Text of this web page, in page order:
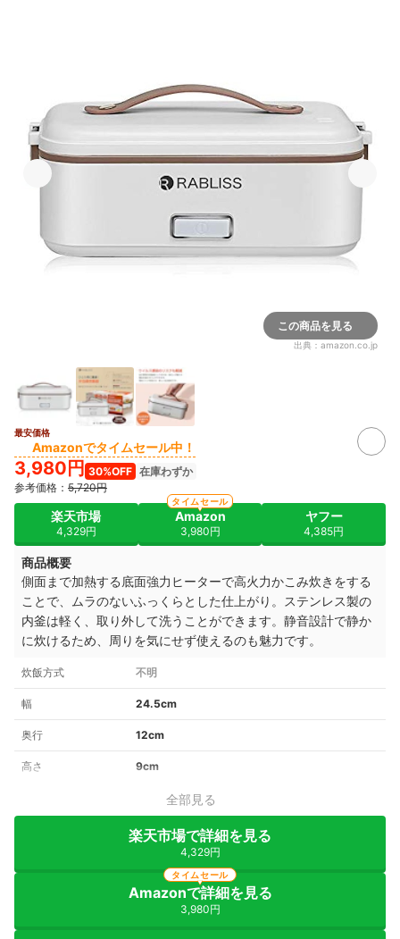
この商品を見る
出典： amazon.co.jp
最安価格
Amazonでタイムセール中！
3,980円 30%OFF 在庫わずか
参考価格： 5,720円
楽天市場
4,329円
Amazon
3,980円
タイムセール
ヤフー
4,385円
商品概要
側面まで加熱する底面強力ヒーターで高火力かこみ炊きをする
ことで、ムラのないふっくらとした仕上がり。ステンレス製の
内釜は軽く、取り外して洗うことができます。静音設計で静か
に炊けるため、周りを気にせず使えるのも魅力です。
炊飯方式 不明
幅 24.5cm
奥行 12cm
高さ 9cm
全部見る
楽天市場で詳細を見る
4,329円
Amazonで詳細を見る
3,980円
タイムセール